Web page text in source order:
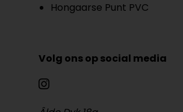
Hongaarse Punt PVC
Volg ons op social media